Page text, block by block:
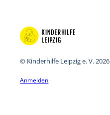
© Kinderhilfe Leipzig e. V. 2026
Anmelden